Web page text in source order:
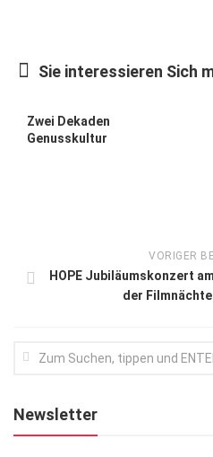
Lifestyle
Podcast
Sie interessieren Sich
Zwei Dekaden
Genusskultur
VORIGER
HOPE Jubiläumskonzert
der
Newsletter